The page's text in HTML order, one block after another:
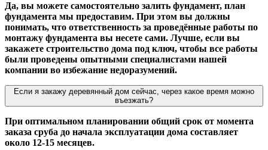
Да, вы можете самостоятельно залить фундамент, план
фундамента мы предоставим. При этом вы должны
понимать, что ответственность за проведённые работы по
монтажу фундамента вы несете сами. Лучше, если вы
закажете строительство дома под ключ, чтобы все работы
были проведены опытными специалистами нашей
компании во избежание недоразумений.
Если я закажу деревянный дом сейчас, через какое время можно
въезжать?
При оптимальном планировании общий срок от момента
заказа сруба до начала эксплуатации дома составляет
около 12-15 месяцев.